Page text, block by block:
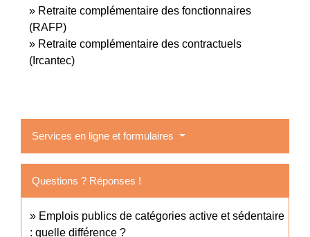
Retraite complémentaire des fonctionnaires
(RAFP)
Retraite complémentaire des contractuels
(Ircantec)
Services en ligne et formulaires
Questions ? Réponses !
Emplois publics de catégories active et sédentaire
: quelle différence ?